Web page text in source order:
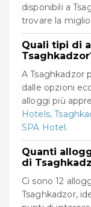
disponibili a
trovare la
Quali tipi di
A Tsaghkadzor
dalle opzioni
alloggi più
Hotels,
SPA Hotel.
Quanti
di
Ci sono 12
Tsaghkadzor,